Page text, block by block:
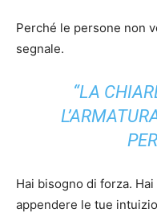
Perché le persone non
segnale.
“LA
Hai bisogno di forza.
appendere le tue